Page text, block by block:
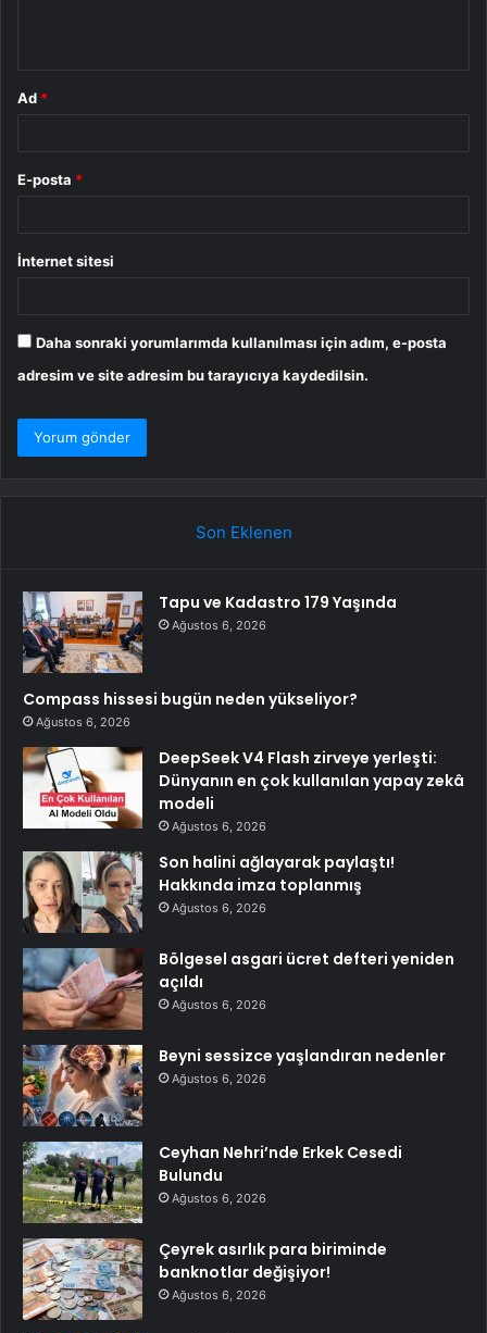
Ad *
E-posta *
İnternet sitesi
Daha sonraki yorumlarımda kullanılması için adım, e-posta
adresim ve site adresim bu tarayıcıya kaydedilsin.
Son Eklenen
Tapu ve Kadastro 179 Yaşında
Ağustos 6, 2026
Compass hissesi bugün neden yükseliyor?
Ağustos 6, 2026
DeepSeek V4 Flash zirveye yerleşti:
Dünyanın en çok kullanılan yapay zekâ
modeli
Ağustos 6, 2026
Son halini ağlayarak paylaştı!
Hakkında imza toplanmış
Ağustos 6, 2026
Bölgesel asgari ücret defteri yeniden
açıldı
Ağustos 6, 2026
Beyni sessizce yaşlandıran nedenler
Ağustos 6, 2026
Ceyhan Nehri’nde Erkek Cesedi
Bulundu
Ağustos 6, 2026
Çeyrek asırlık para biriminde
banknotlar değişiyor!
Ağustos 6, 2026